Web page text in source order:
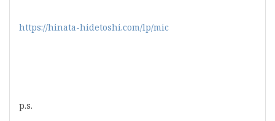
https://hinata-hidetoshi.com/lp/mic
p.s.